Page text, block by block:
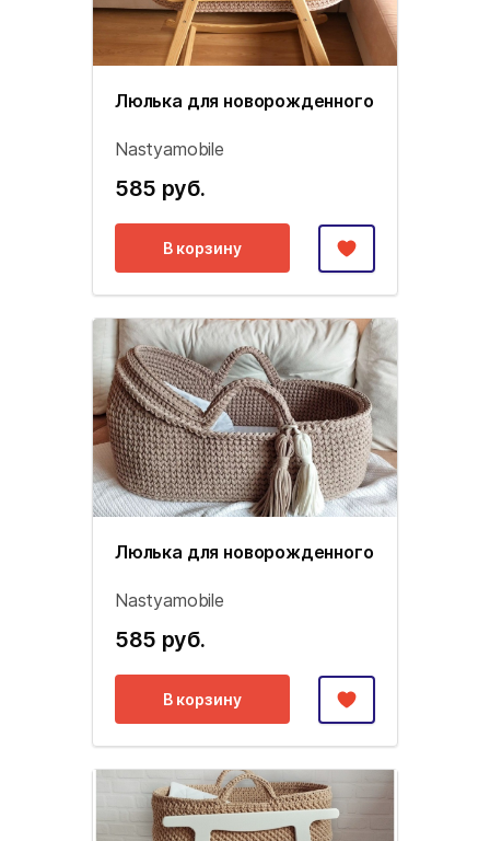
Люлька для новорожденного
Nastyamobile
585 руб.
В корзину
Люлька для новорожденного
Nastyamobile
585 руб.
В корзину